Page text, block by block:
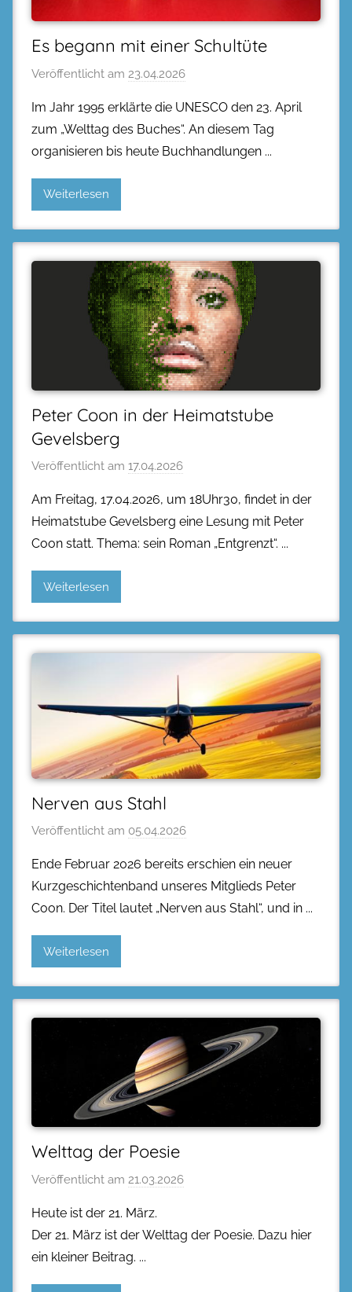
Es begann mit einer Schultüte
Veröffentlicht am 23.04.2026
Im Jahr 1995 erklärte die UNESCO den 23. April
zum „Welttag des Buches“. An diesem Tag
organisieren bis heute Buchhandlungen
Weiterlesen
Peter Coon in der Heimatstube
Gevelsberg
Veröffentlicht am 17.04.2026
Am Freitag, 17.04.2026, um 18Uhr30, findet in der
Heimatstube Gevelsberg eine Lesung mit Peter
Coon statt. Thema: sein Roman „Entgrenzt“.
Weiterlesen
Nerven aus Stahl
Veröffentlicht am 05.04.2026
Ende Februar 2026 bereits erschien ein neuer
Kurzgeschichtenband unseres Mitglieds Peter
Coon. Der Titel lautet „Nerven aus Stahl“, und in
Weiterlesen
Welttag der Poesie
Veröffentlicht am 21.03.2026
Heute ist der 21. März.
Der 21. März ist der Welttag der Poesie. Dazu hier
ein kleiner Beitrag.